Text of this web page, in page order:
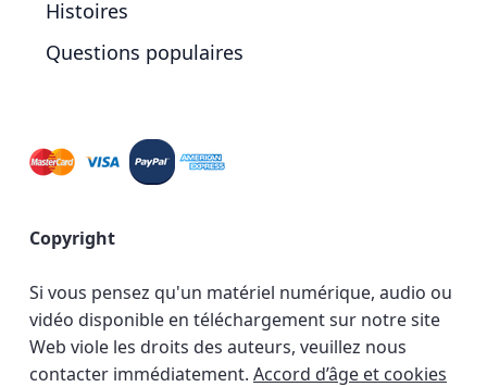
Histoires
Questions populaires
Copyright
Si vous pensez qu'un matériel numérique, audio ou
vidéo disponible en téléchargement sur notre site
Web viole les droits des auteurs, veuillez nous
contacter immédiatement. Accord d’âge et cookies